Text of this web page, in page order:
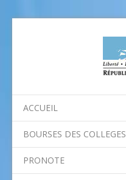
ACCUEIL
BOURSES DES COLLEGES
PRONOTE